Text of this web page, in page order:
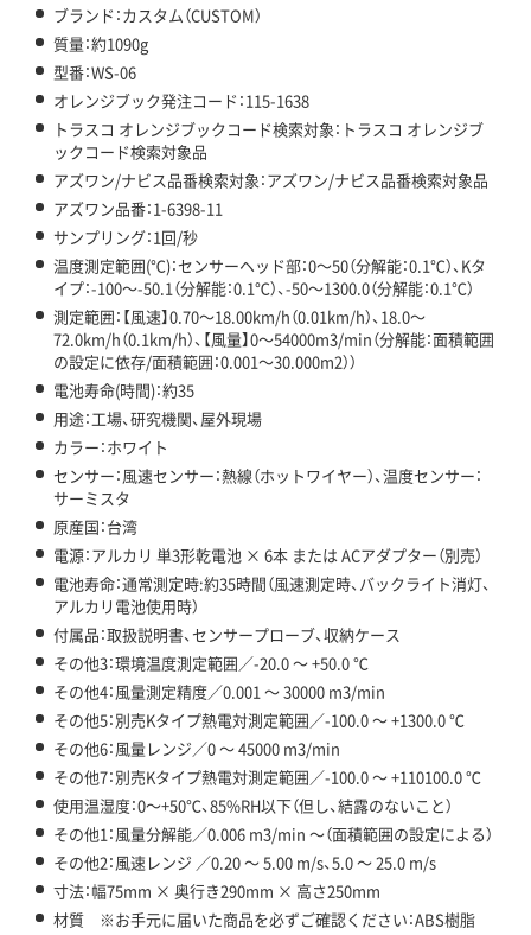
ブランド：カスタム（CUSTOM）
質量：約1090g
型番：WS-06
オレンジブック発注コード：115-1638
トラスコ オレンジブックコード検索対象：トラスコ オレンジブ
ックコード検索対象品
アズワン/ナビス品番検索対象：アズワン/ナビス品番検索対象品
アズワン品番：1-6398-11
サンプリング：1回/秒
温度測定範囲(℃)：センサーヘッド部：0～50（分解能：0.1℃）、Kタ
イプ：-100～-50.1（分解能：0.1℃）、-50～1300.0（分解能：0.1℃）
測定範囲：【風速】0.70～18.00km/h（0.01km/h）、18.0～
72.0km/h（0.1km/h）、【風量】0～54000m3/min（分解能：面積範囲
の設定に依存/面積範囲：0.001～30.000m2））
電池寿命(時間)：約35
用途：工場、研究機関、屋外現場
カラー：ホワイト
センサー：風速センサー：熱線（ホットワイヤー）、温度センサー：
サーミスタ
原産国：台湾
電源：アルカリ 単3形乾電池 × 6本 または ACアダプター（別売）
電池寿命：通常測定時:約35時間（風速測定時、バックライト消灯、
アルカリ電池使用時）
付属品：取扱説明書、センサープローブ、収納ケース
その他3：環境温度測定範囲／-20.0 ～ +50.0 ℃
その他4：風量測定精度／0.001 ～ 30000 m3/min
その他5：別売Kタイプ熱電対測定範囲／-100.0 ～ +1300.0 ℃
その他6：風量レンジ／0 ～ 45000 m3/min
その他7：別売Kタイプ熱電対測定範囲／-100.0 ～ +110100.0 ℃
使用温湿度：0～+50℃、85%RH以下（但し、結露のないこと）
その他1：風量分解能／0.006 m3/min ～（面積範囲の設定による）
その他2：風速レンジ ／0.20 ～ 5.00 m/s、5.0 ～ 25.0 m/s
寸法：幅75mm × 奥行き290mm × 高さ250mm
材質 ※お手元に届いた商品を必ずご確認ください：ABS樹脂